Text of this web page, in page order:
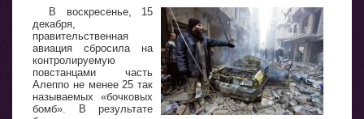
В воскресенье, 15
декабря,
правительственная
авиация сбросила на
контролируемую
повстанцами часть
Алеппо не менее 25 так
называемых «бочковых
бомб». В результате